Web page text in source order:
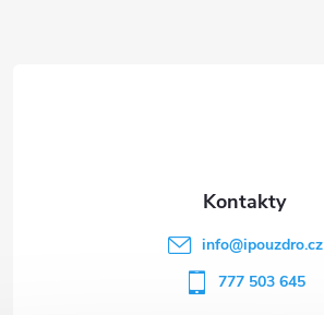
info@ipouzdro.cz
777 503 645